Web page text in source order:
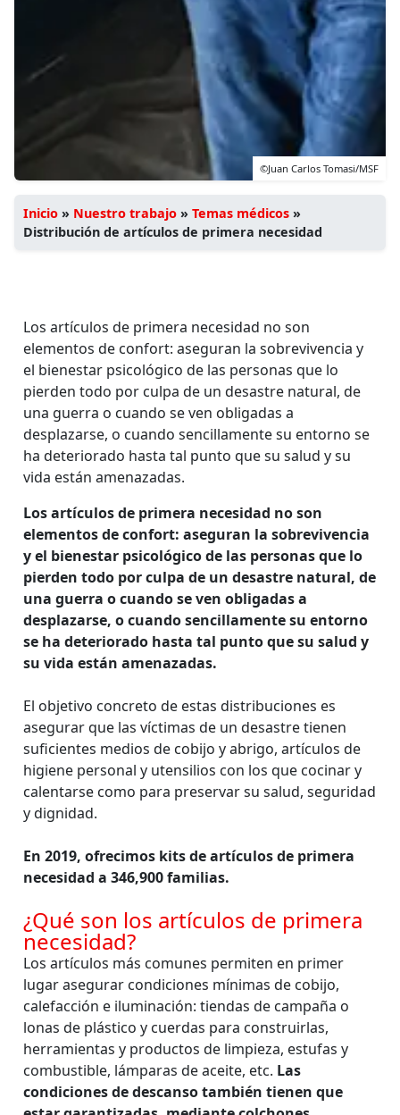
©Juan Carlos Tomasi/MSF
Inicio » Nuestro trabajo » Temas médicos »
Distribución de artículos de primera necesidad
Los artículos de primera necesidad no son
elementos de confort: aseguran la sobrevivencia y
el bienestar psicológico de las personas que lo
pierden todo por culpa de un desastre natural, de
una guerra o cuando se ven obligadas a
desplazarse, o cuando sencillamente su entorno se
ha deteriorado hasta tal punto que su salud y su
vida están amenazadas.
Los artículos de primera necesidad no son
elementos de confort: aseguran la sobrevivencia
y el bienestar psicológico de las personas que lo
pierden todo por culpa de un desastre natural, de
una guerra o cuando se ven obligadas a
desplazarse, o cuando sencillamente su entorno
se ha deteriorado hasta tal punto que su salud y
su vida están amenazadas.
El objetivo concreto de estas distribuciones es
asegurar que las víctimas de un desastre tienen
suficientes medios de cobijo y abrigo, artículos de
higiene personal y utensilios con los que cocinar y
calentarse como para preservar su salud, seguridad
y dignidad.
En 2019, ofrecimos kits de artículos de primera
necesidad a 346,900 familias.
¿Qué son los artículos de primera
necesidad?
Los artículos más comunes permiten en primer
lugar asegurar condiciones mínimas de cobijo,
calefacción e iluminación: tiendas de campaña o
lonas de plástico y cuerdas para construirlas,
herramientas y productos de limpieza, estufas y
combustible, lámparas de aceite, etc. Las
condiciones de descanso también tienen que